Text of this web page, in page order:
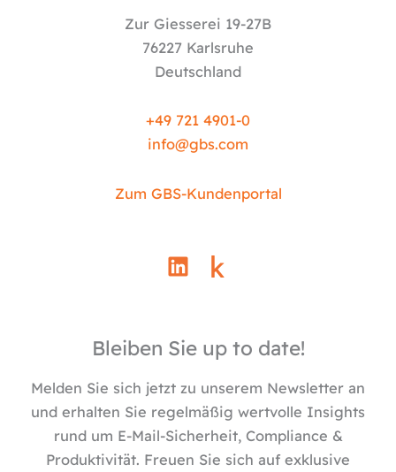
Zur Giesserei 19-27B
76227 Karlsruhe
Deutschland
+49 721 4901-0
info@gbs.com
Zum GBS-Kundenportal
L
i
e
i
n
Bleiben Sie up to date!
Melden Sie sich jetzt zu unserem Newsletter an
und erhalten Sie regelmäßig wertvolle Insights
rund um E-Mail-Sicherheit, Compliance &
Produktivität. Freuen Sie sich auf exklusive